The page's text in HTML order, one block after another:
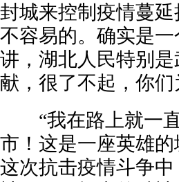
封城来控制疫情蔓
不容易的。确实是
讲，湖北人民特别
献，很了不起，你
“我在路上就一直
市！这是一座英雄
这次抗击疫情斗争